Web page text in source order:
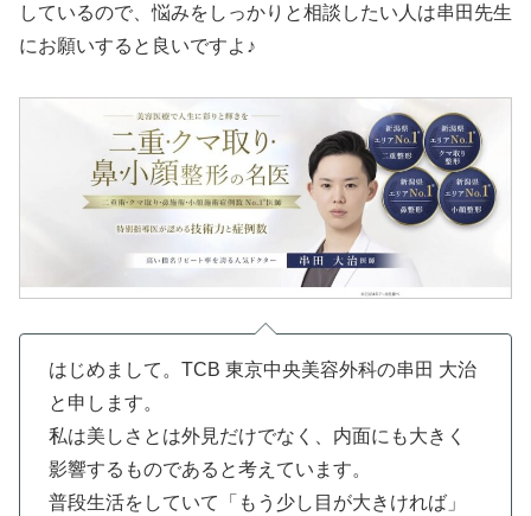
しているので、悩みをしっかりと相談したい人は串田先生
にお願いすると良いですよ♪
はじめまして。TCB 東京中央美容外科の串田 大治
と申します。
私は美しさとは外見だけでなく、内面にも大きく
影響するものであると考えています。
普段生活をしていて「もう少し目が大きければ」